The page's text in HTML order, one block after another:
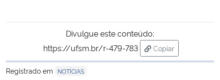
Divulgue este conteúdo:
https://ufsm.br/r-479-783
Copiar
para área de
Registrado em
NOTÍCIAS